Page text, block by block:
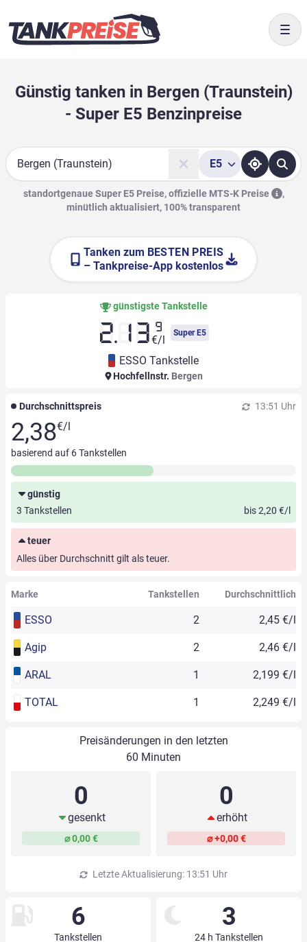
Günstig tanken in Bergen (Traunstein)
- Super E5 Benzinpreise
Suche
E5
standortgenaue Super E5 Preise, offizielle MTS-K Preise
,
minütlich aktualisiert, 100% transparent
Tanken zum BESTEN PREIS
– Tankpreise-App kostenlos
günstigste Tankstelle
2.13 9
€/l
Super E5
ESSO Tankstelle
Hochfellnstr. Bergen
Durchschnittspreis 13:51 Uhr
2,38€/l
basierend auf 6Tankstellen
günstig
3 Tankstellen
bis 2,20 €/l
teuer
Alles über Durchschnitt gilt als teuer.
Marke Tankstellen Durchschnittlich
ESSO 2 2,45 €/l
Agip 2 2,46 €/l
ARAL 1 2,199 €/l
TOTAL 1 2,249 €/l
Preisänderungen in den letzten
60 Minuten
0
gesenkt
⌀ 0,00 €
0
erhöht
⌀ +0,00 €
Letzte Aktualisierung: 13:51 Uhr
6
Tankstellen
3
24 h Tankstellen